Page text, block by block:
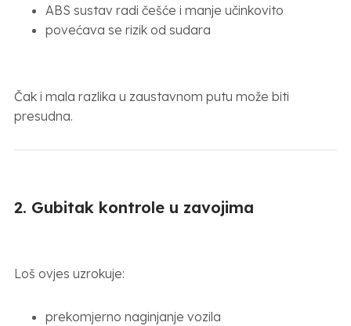
ABS sustav radi češće i manje učinkovito
povećava se rizik od sudara
Čak i mala razlika u zaustavnom putu može biti
presudna.
2. Gubitak kontrole u zavojima
Loš ovjes uzrokuje:
prekomjerno naginjanje vozila